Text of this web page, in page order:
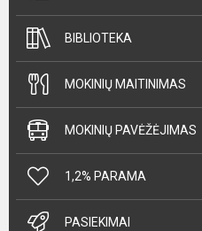
BIBLIOTEKA
MOKINIŲ MAITINIMAS
MOKINIŲ PAVĖŽĖJIMAS
1,2% PARAMA
PASIEKIMAI